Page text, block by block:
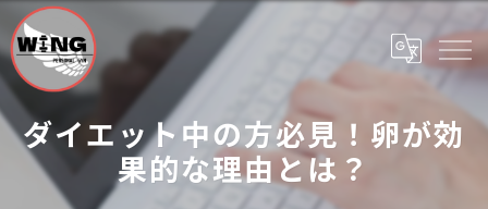
ダイエット中の方必見！卵が効
果的な理由とは？